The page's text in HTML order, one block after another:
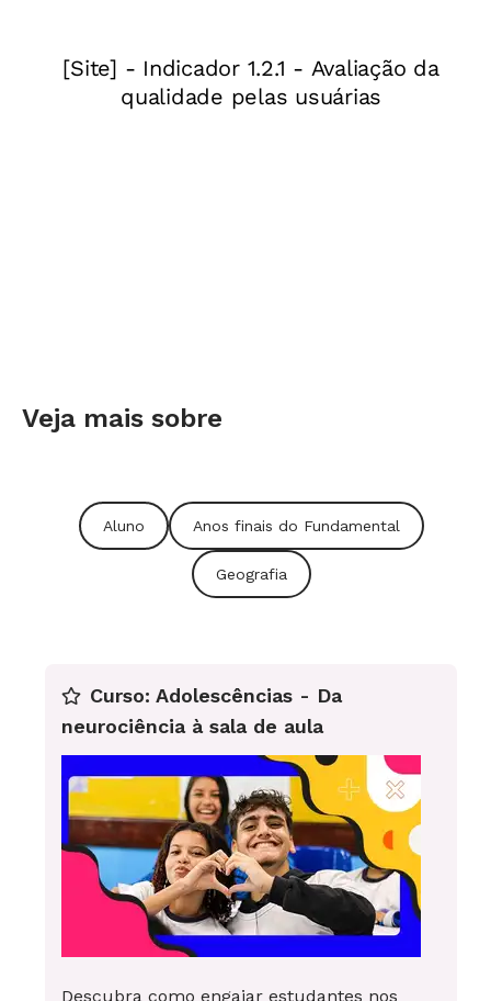
Veja mais sobre
Aluno Anos finais do Fundamental
Geografia
Curso: Adolescências - Da
neurociência à sala de aula
Descubra como engajar estudantes nos